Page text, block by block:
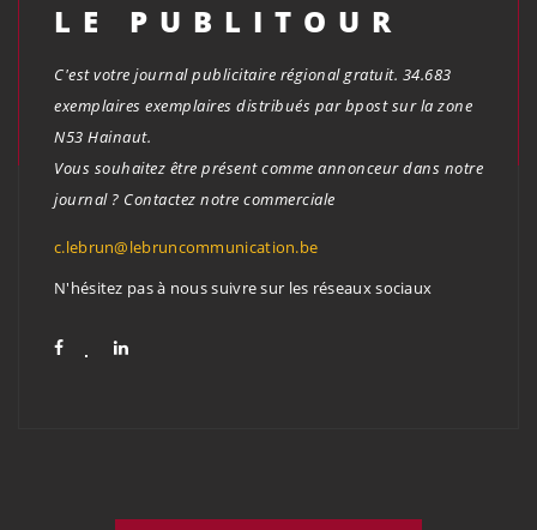
LE PUBLITOUR
C'est votre journal publicitaire régional gratuit. 34.683
exemplaires exemplaires distribués par bpost sur la zone
N53 Hainaut.
Vous souhaitez être présent comme annonceur dans notre
journal ? Contactez notre commerciale
c.lebrun@lebruncommunication.be
N'hésitez pas à nous suivre sur les réseaux sociaux